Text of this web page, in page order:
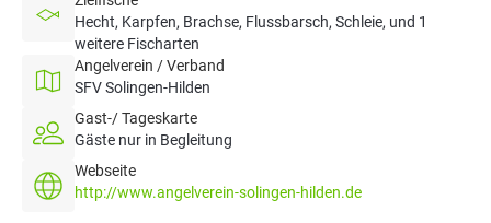
Hecht, Karpfen, Brachse, Flussbarsch, Schleie, und 1
weitere Fischarten
Angelverein / Verband
SFV Solingen-Hilden
Gast-/ Tageskarte
Gäste nur in Begleitung
Webseite
http://www.angelverein-solingen-hilden.de